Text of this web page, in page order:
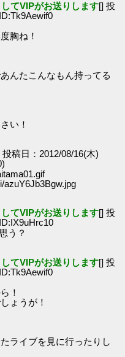
てVIPがお送りします[] 投
胸ね！
んたこんなもん持ってる
い！
投稿日：2012/08/16(木)
azuY6Jb3Bgw.jpg
てVIPがお送りします[] 投
う？
てVIPがお送りします[] 投
！
ょうが！
ライブを見に行ったりし